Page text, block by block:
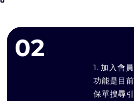
1. 加入會員後可
功能是目前最符
保單搜尋引擎. 2.